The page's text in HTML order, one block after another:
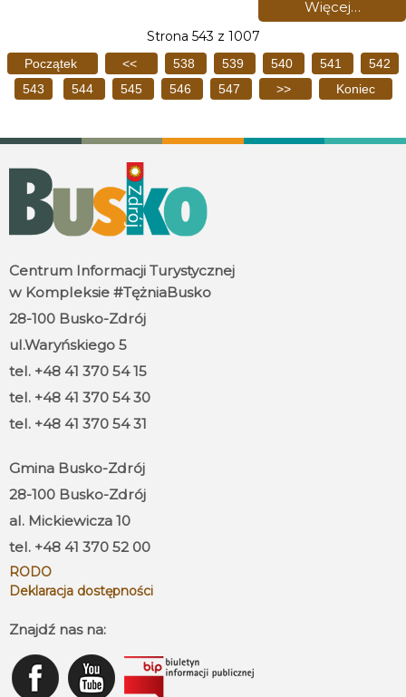
Więcej…
Strona 543 z 1007
Początek << 538 539 540 541
542
543
544 545 546 547 >> Koniec
Centrum Informacji Turystycznej
w Kompleksie #TężniaBusko
28-100 Busko-Zdrój
ul.Waryńskiego 5
tel. +48 41 370 54 15
tel. +48 41 370 54 30
tel. +48 41 370 54 31
Gmina Busko-Zdrój
28-100 Busko-Zdrój
al. Mickiewicza 10
tel. +48 41 370 52 00
RODO
Deklaracja dostępności
Znajdź nas na: